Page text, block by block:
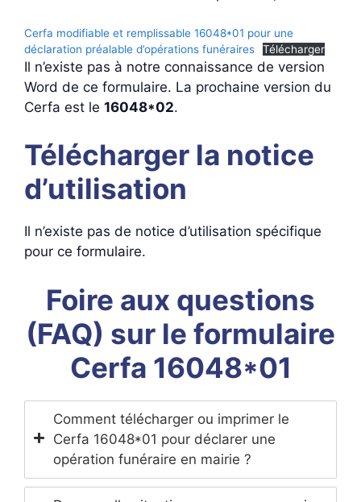
Cerfa modifiable et remplissable 16048*01 pour une
déclaration préalable d’opérations funéraires
Télécharger
Il n’existe pas à notre connaissance de version
Word de ce formulaire. La prochaine version du
Cerfa est le 16048*02.
Télécharger la notice
d’utilisation
Il n’existe pas de notice d’utilisation spécifique
pour ce formulaire.
Foire aux questions
(FAQ) sur le formulaire
Cerfa 16048*01
Comment télécharger ou imprimer le
Cerfa 16048*01 pour déclarer une
opération funéraire en mairie ?